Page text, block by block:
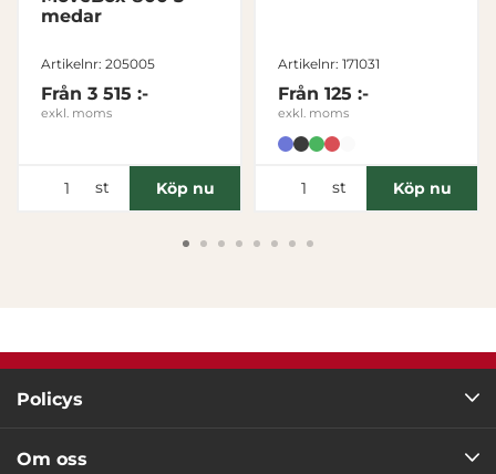
Tillåt urval
Avvisa
medar
Artikelnr: 205005
Från 3 515 :-
exkl. moms
st Köp nu
Artikelnr: 171031
Från 125 :-
exkl. moms
st Köp nu
Policys
Om oss